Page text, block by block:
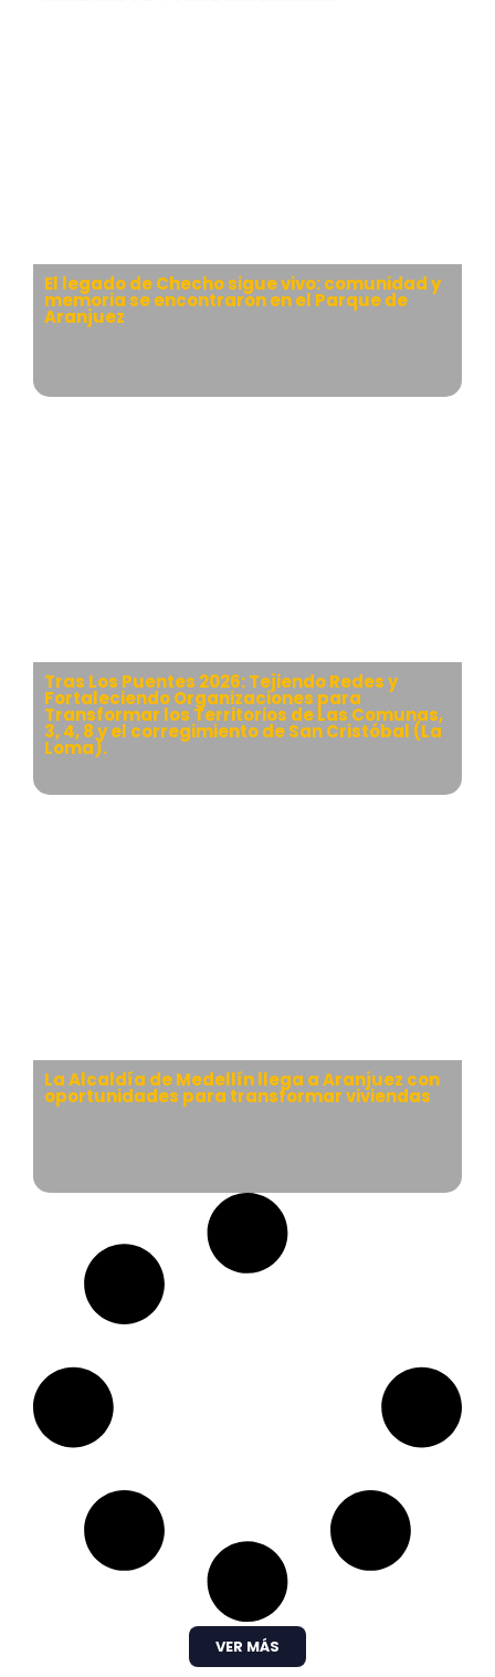
El legado de Checho sigue vivo: comunidad y
memoria se encontraron en el Parque de
Aranjuez
Tras Los Puentes 2026: Tejiendo Redes y
Fortaleciendo Organizaciones para
Transformar los Territorios de Las Comunas,
3, 4, 8 y el corregimiento de San Cristóbal (La
Loma).
La Alcaldía de Medellín llega a Aranjuez con
oportunidades para transformar viviendas
VER MÁS